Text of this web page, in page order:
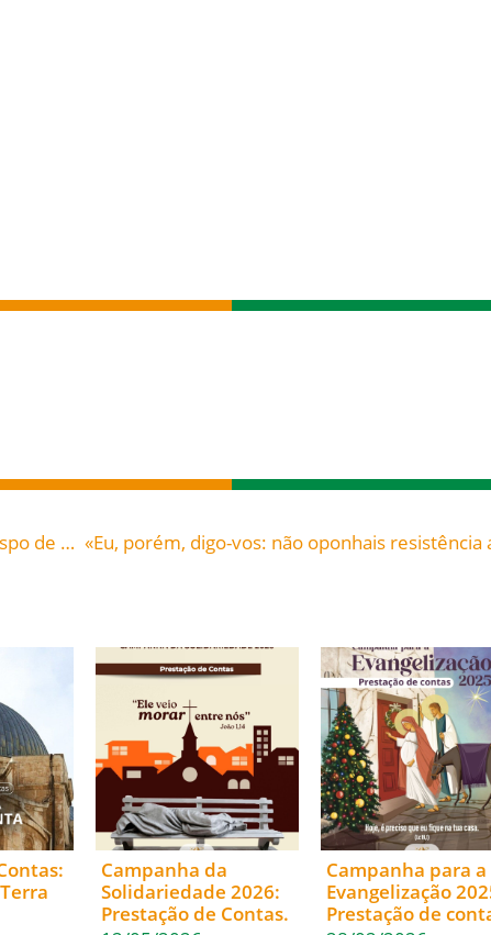
«A tua fé te salvou. Vai em paz» – Santo Ambrósio (c. 340-397), bispo de Milão, doutor da Igreja
Campanha da
Solidariedade 2026:
Prestação de Contas.
Campanha para a
Evangelização
Prestação de